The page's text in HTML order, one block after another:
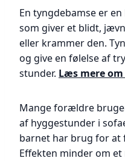
En tyngdebamse er
som giver et blidt,
eller krammer den.
og give en følelse af
stunder. Læs mere om
Mange forældre
af hyggestunder i
barnet har brug for at
Effekten minder om